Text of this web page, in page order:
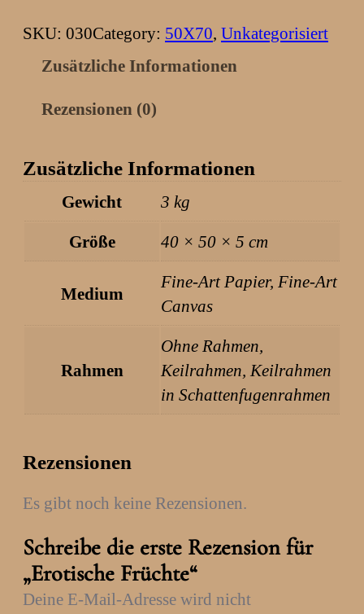
9
5
€
b
5
4
,
0
0
i
r
SKU: 030Category: 50X70, Unkategorisiert
Zusätzliche Informationen
Rezensionen (0)
Zusätzliche Informationen
Gewicht 3 kg
Größe 40 × 50 × 5 cm
Medium
Fine-Art Papier, Fine-Art
Canvas
Rahmen
Ohne Rahmen,
Keilrahmen, Keilrahmen
in Schattenfugenrahmen
Rezensionen
Es gibt noch keine Rezensionen.
Schreibe die erste Rezension für
„Erotische Früchte“
Deine E-Mail-Adresse wird nicht